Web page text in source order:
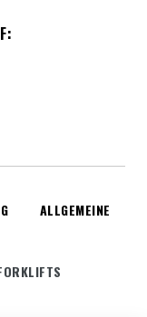
ALLGEMEINE